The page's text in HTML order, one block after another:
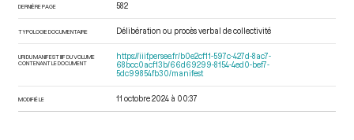
DERNIÈRE PAGE 582
TYPOLOGIE DOCUMENTAIRE Délibération ou procès verbal de collectivité
URI DU MANIFEST IIIF DU VOLUME
CONTENANT LE DOCUMENT
https://iiif.persee.fr/b0e2cf11-597c-427d-8ac7-
68bcc0acf13b/66d69299-8154-4ed0-bef7-
5dc99854fb30/manifest
MODIFIÉ LE 11 octobre 2024 à 00:37